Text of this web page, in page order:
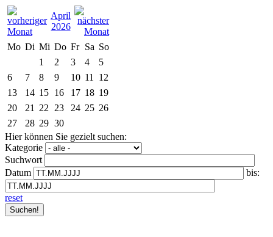
April
2026
Mo Di Mi Do Fr Sa So
1
2 3 4
5
6
7 8 9 10 11
12
13
14 15 16 17 18 19
20
21 22 23 24 25 26
27
28 29 30
Hier können Sie gezielt suchen:
Kategorie
Suchwort
Datum
bis:
reset